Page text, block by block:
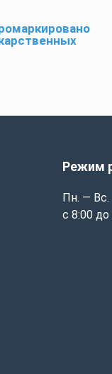
Режим
Пн. — Вс.
с 8:00 до